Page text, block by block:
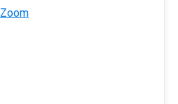
Zoom